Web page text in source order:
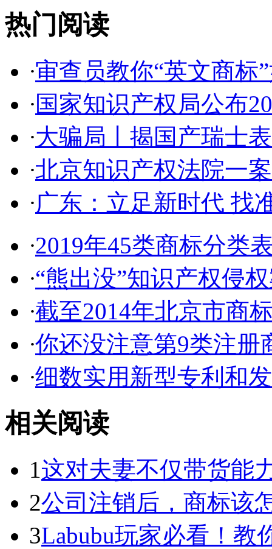
热门阅读
·审查员教你“英文商标
·国家知识产权局公布
·大骗局丨揭国产瑞士
·北京知识产权法院一
·广东：立足新时代 找
·2019年45类商标分类
·“熊出没”知识产权侵
·截至2014年北京市商
·你还没注意第9类注册
·细数实用新型专利和
相关阅读
1这对夫妻不仅带货能
2公司注销后，商标该
3Labubu玩家必看！教